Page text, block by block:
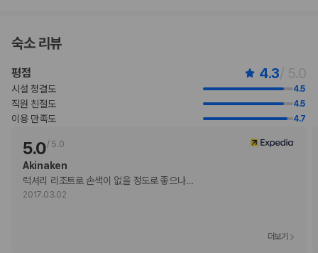
는 아동에게 제공되지 않을 수 있습니다.
등록된 고객만 객실에 허용됩니다.
예약 확인 메일에 나와 있는 연락처 정보로 해당 숙박 시설에 직접 연락하
여 반려동물 동반과 관련된 사항을 문의하실 수 있습니다.
고객의 안전을 위해 모든 거래 시 현금 없이 결제 가능 등의 조치를 시행 중
입니다.
부가 정보
추가 안내사항
엘리베이터 없음
숙소 리뷰
평점 4.3/ 5.0
시설 청결도 4.5
직원 친절도 4.5
이용 만족도 4.7
5.0/ 5.0
Akinaken
럭셔리 리조트로 손색이 없을 정도로 좋으나…
2017.03.02
더보기